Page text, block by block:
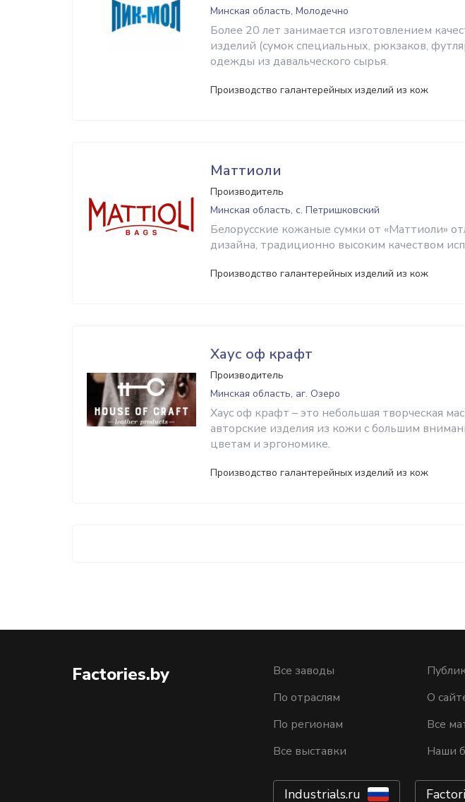
Минская область, Молодечно
Более 20 лет занимается изготовлением
изделий (сумок специальных, рюкзаков,
одежды из давальческого сырья.
Производство галантерейных изделий из кож
Маттиоли
Производитель
Минская область, с. Петришковский
Белорусские кожаные сумки от «Маттиоли»
дизайна, традиционно высоким качеством
Производство галантерейных изделий из кож
Хаус оф крафт
Производитель
Минская область, аг. Озеро
Хаус оф крафт – это небольшая творческая
авторские изделия из кожи с большим
цветам и эргономике.
Производство галантерейных изделий из кож
Factories.by
Все заводы
По отраслям
По регионам
Все выставки
О
Все
Наши
Industrials.ru